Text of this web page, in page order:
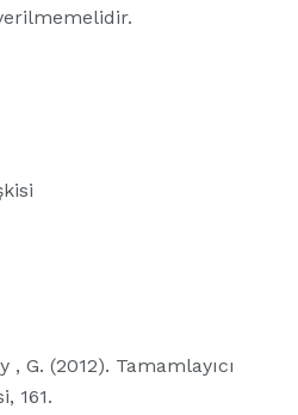
, G. (2012). Tamamlayıcı
161.